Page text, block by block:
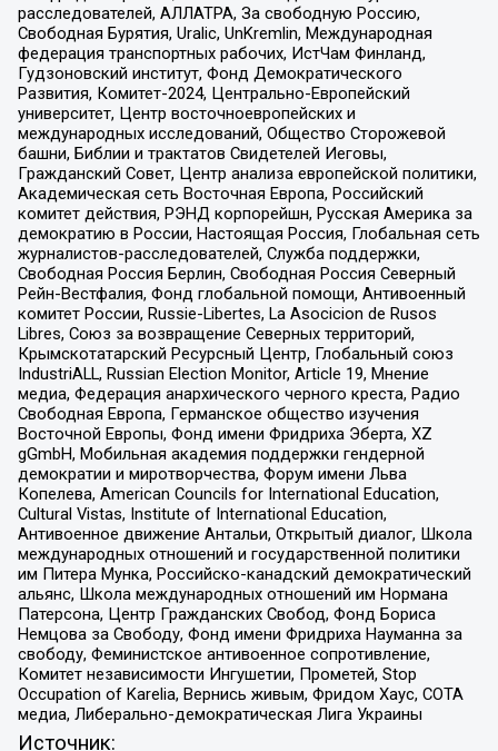
расследователей, АЛЛАТРА, За свободную Россию,
Свободная Бурятия, Uralic, UnKremlin, Международная
федерация транспортных рабочих, ИстЧам Финланд,
Гудзоновский институт, Фонд Демократического
Развития, Комитет-2024, Центрально-Европейский
университет, Центр восточноевропейских и
международных исследований, Общество Сторожевой
башни, Библии и трактатов Свидетелей Иеговы,
Гражданский Совет, Центр анализа европейской политики,
Академическая сеть Восточная Европа, Российский
комитет действия, РЭНД корпорейшн, Русская Америка за
демократию в России, Настоящая Россия, Глобальная сеть
журналистов-расследователей, Служба поддержки,
Свободная Россия Берлин, Свободная Россия Северный
Рейн-Вестфалия, Фонд глобальной помощи, Антивоенный
комитет России, Russie-Libertes, La Asocicion de Rusos
Libres, Союз за возвращение Северных территорий,
Крымскотатарский Ресурсный Центр, Глобальный союз
IndustriALL, Russian Election Monitor, Article 19, Мнение
медиа, Федерация анархического черного креста, Радио
Свободная Европа, Германское общество изучения
Восточной Европы, Фонд имени Фридриха Эберта, XZ
gGmbH, Мобильная академия поддержки гендерной
демократии и миротворчества, Форум имени Льва
Копелева, American Councils for International Education,
Cultural Vistas, Institute of International Education,
Антивоенное движение Антальи, Открытый диалог, Школа
международных отношений и государственной политики
им Питера Мунка, Российско-канадский демократический
альянс, Школа международных отношений им Нормана
Патерсона, Центр Гражданских Свобод, Фонд Бориса
Немцова за Свободу, Фонд имени Фридриха Науманна за
свободу, Феминистское антивоенное сопротивление,
Комитет независимости Ингушетии, Прометей, Stop
Occupation of Karelia, Вернись живым, Фридом Хаус, СОТА
медиа, Либерально-демократическая Лига Украины
Источник: